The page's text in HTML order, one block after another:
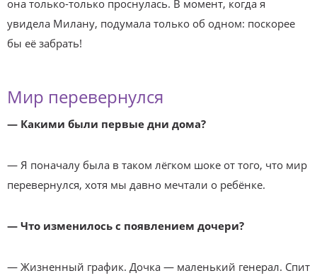
она только-только проснулась. В момент, когда я
увидела Милану, подумала только об одном: поскорее
бы её забрать!
Мир перевернулся
— Какими были первые дни дома?
— Я поначалу была в таком лёгком шоке от того, что мир
перевернулся, хотя мы давно мечтали о ребёнке.
— Что изменилось с появлением дочери?
— Жизненный график. Дочка — маленький генерал. Спит